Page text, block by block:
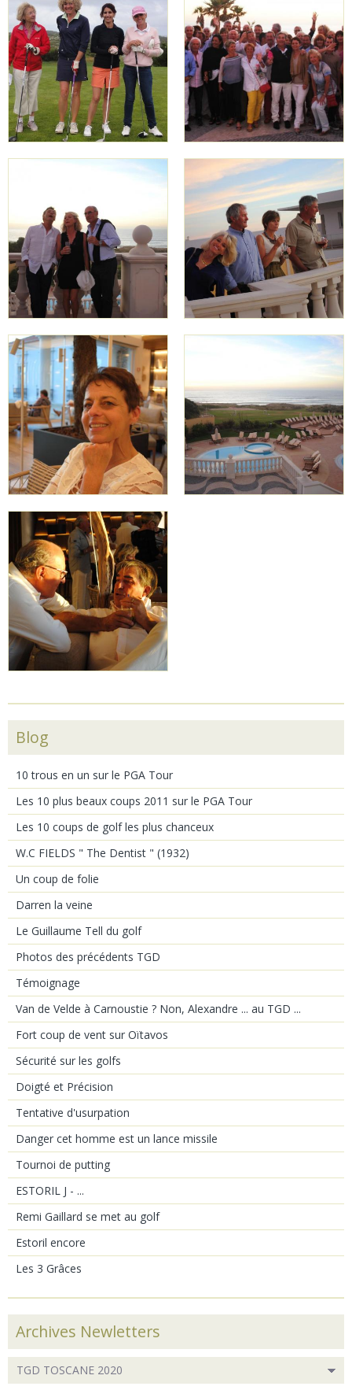
Blog
10 trous en un sur le PGA Tour
Les 10 plus beaux coups 2011 sur le PGA Tour
Les 10 coups de golf les plus chanceux
W.C FIELDS " The Dentist " (1932)
Un coup de folie
Darren la veine
Le Guillaume Tell du golf
Photos des précédents TGD
Témoignage
Van de Velde à Carnoustie ? Non, Alexandre ... au TGD ...
Fort coup de vent sur Oïtavos
Sécurité sur les golfs
Doigté et Précision
Tentative d'usurpation
Danger cet homme est un lance missile
Tournoi de putting
ESTORIL J - ...
Remi Gaillard se met au golf
Estoril encore
Les 3 Grâces
Archives Newletters